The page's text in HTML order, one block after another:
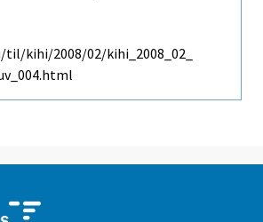
kihi/2008/02/kihi_2008_02_